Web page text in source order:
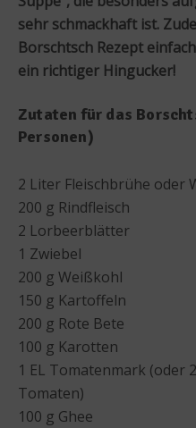
sehr schmackhaft ist.
Borschtsch Rezept
ein richtiger Hingucker!
Zutaten für das
Personen)
2 Liter Fleischbrühe oder
200 g Rindfleisch
2 Lorbeerblätter
1 Zwiebel
200 g Weißkohl
150 g Kartoffeln
200 g Rote Bete
100 g Karotten
1 EL Tomatenmark (oder 2
Tomaten)
100 g Ghee